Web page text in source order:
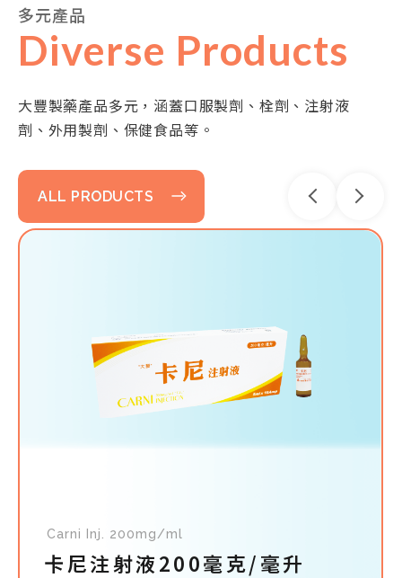
菲律賓/新加坡
Advantage 04
Carni Inj. 200mg/ml
卡尼注射液200毫克/毫升
多元產品
Diverse Products
大豐製藥產品多元，涵蓋口服製劑、栓劑、注射液
劑、外用製劑、保健食品等。
ALL PRODUCTS